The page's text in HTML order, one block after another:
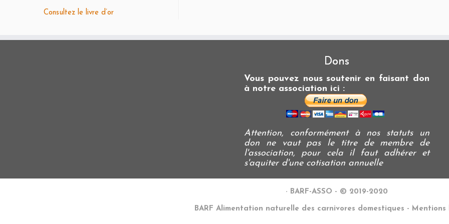
Consultez le livre d’or
Dons
Vous pouvez nous soutenir en faisant don
à notre association ici :
Attention, conformément à nos statuts un
don ne vaut pas le titre de membre de
l'association, pour cela il faut adhérer et
s'aquiter d'une cotisation annuelle
· BARF-ASSO - © 2019-2020
BARF Alimentation naturelle des carnivores domestiques - Mentions